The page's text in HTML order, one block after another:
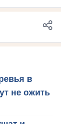
в
не ожить